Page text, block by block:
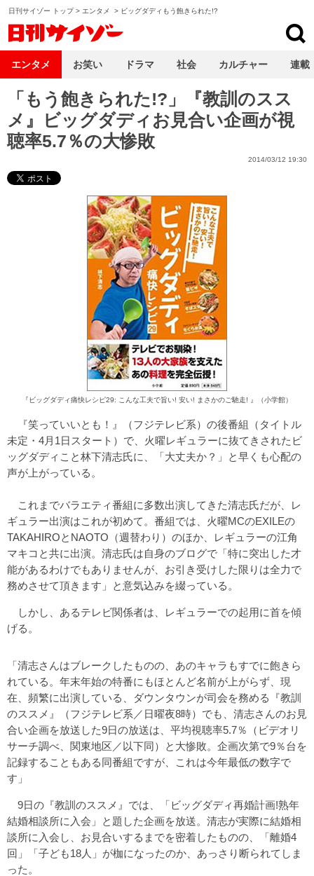
日刊サイゾー トップ> エンタメ > ビッグダディもう飽きられた!?
「もう飽きられた!?」『教訓のスス
メ』ビッグダディお見合い企画が視
聴率5.7％の大惨敗
2014/03/12 19:30
『ビッグダディ痛快レシピ29: こんな工夫で旨い! 安い! まさかのご馳走! 』（小学館）
『笑っていいとも！』（フジテレビ系）の後番組（タイトル
未定・4月1日スタート）で、火曜レギュラーに抜てきされたビ
ッグダディこと林下清志氏に、「大丈夫か？」と早くも心配の
声が上がっている。
これまでバラエティ番組に多数出演してきた清志氏だが、レ
ギュラー出演はこれが初めて。番組では、火曜MCのEXILEの
TAKAHIROとNAOTO（週替わり）のほか、レギュラーの江角
マキコと共に出演。清志氏は自身のブログで「特に突出した才
能があるわけでもありませんが、お引き受けした限りは全力で
務めさせて頂きます」と意気込みを綴っている。
しかし、あるテレビ関係者は、レギュラーでの起用に首を傾
げる。
「清志さんはブレークしたものの、あのキャラもすでに飽きら
れている。年末年始の特番にもほとんど名前が上がらず、現
在、頻繁に出演している、ダウンタウンが司会を務める『教訓
のススメ』（フジテレビ系／日曜夜8時）でも、清志さんのお見
合い企画を放送した9日の放送は、平均視聴率5.7％（ビデオリ
サーチ調べ、関東地区／以下同）と大惨敗。企画次第で9％台を
記録することもある同番組ですが、これは今年最低の数字で
す」
9日の『教訓のススメ』では、「ビッグダディ再婚計画!熟年
結婚相談所に入会」と題した企画を放送。清志が実際に結婚相
談所に入会し、お見合いするまでを密着したものの、「離婚4
回」「子ども18人」が枷になったのか、あっさり断られてしま
った。
エンタメ お笑い ドラマ 社会 カルチャー 連載